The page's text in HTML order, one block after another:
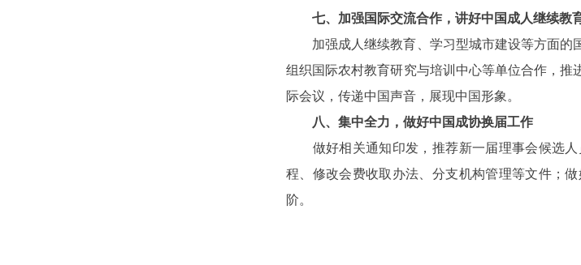
七、加强国际交流合作，讲好中国成人继续教
加强成人继续教育、学习型城市建设等方面的
组织国际农村教育研究与培训中心等单位合作，
际会议，传递中国声音，展现中国形象。
八、集中全力，做好中国成协换届工作
做好相关通知印发，推荐新一届理事会候选人
程、修改会费收取办法、分支机构管理等文件；
阶。